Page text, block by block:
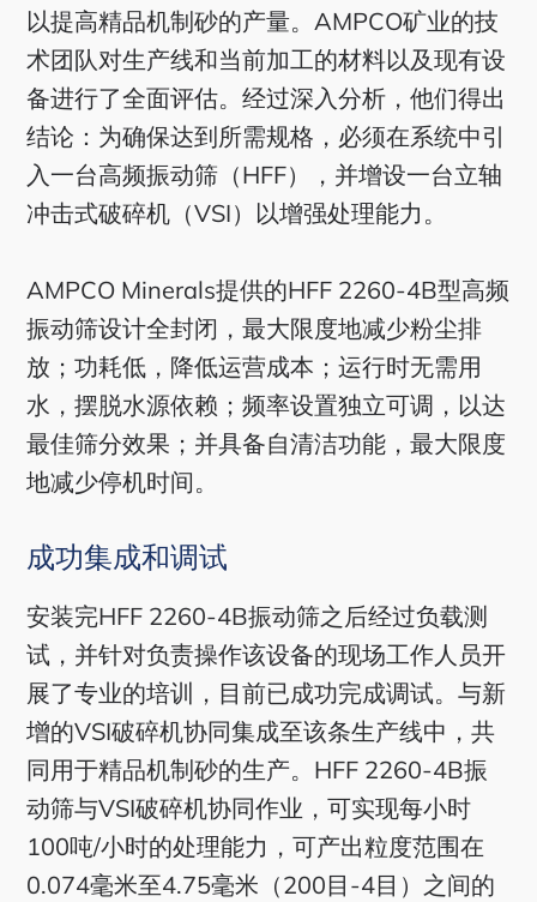
以提高精品机制砂的产量。AMPCO矿业的技
术团队对生产线和当前加工的材料以及现有设
备进行了全面评估。经过深入分析，他们得出
结论：为确保达到所需规格，必须在系统中引
入一台高频振动筛（HFF），并增设一台立轴
冲击式破碎机（VSI）以增强处理能力。
AMPCO Minerals提供的HFF 2260-4B型高频
振动筛设计全封闭，最大限度地减少粉尘排
放；功耗低，降低运营成本；运行时无需用
水，摆脱水源依赖；频率设置独立可调，以达
最佳筛分效果；并具备自清洁功能，最大限度
地减少停机时间。
成功集成和调试
安装完HFF 2260-4B振动筛之后经过负载测
试，并针对负责操作该设备的现场工作人员开
展了专业的培训，目前已成功完成调试。与新
增的VSI破碎机协同集成至该条生产线中，共
同用于精品机制砂的生产。HFF 2260-4B振
动筛与VSI破碎机协同作业，可实现每小时
100吨/小时的处理能力，可产出粒度范围在
0.074毫米至4.75毫米（200目-4目）之间的